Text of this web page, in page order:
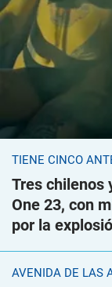
TIENE CINCO
Tres chilenos
One 23, con
por la
AVENIDA DE LAS